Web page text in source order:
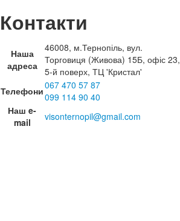
Контакти
Наша
адреса
46008, м.Тернопіль, вул.
Торговиця (Живова) 15Б, офіс 23,
5-й поверх, ТЦ 'Кристал'
Телефони067 470 57 87
099 114 90 40
Наш e-
mail
visonternopil@gmail.com